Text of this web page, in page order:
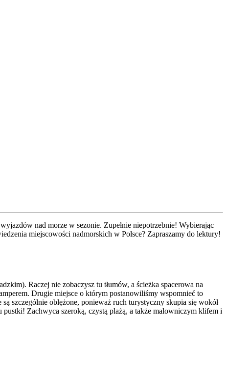
nad morze w sezonie. Zupełnie niepotrzebnie! Wybierając
miejscowości nadmorskich w Polsce? Zapraszamy do lektury!
Raczej nie zobaczysz tu tłumów, a ścieżka spacerowa na
Drugie miejsce o którym postanowiliśmy wspomnieć to
szczególnie oblężone, ponieważ ruch turystyczny skupia się wokół
Zachwyca szeroką, czystą plażą, a także malowniczym klifem i